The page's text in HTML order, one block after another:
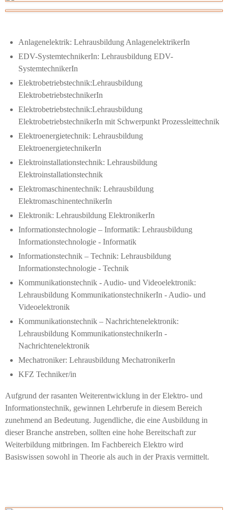
Anlagenelektrik: Lehrausbildung AnlagenelektrikerIn
EDV-SystemtechnikerIn: Lehrausbildung EDV-
SystemtechnikerIn
Elektrobetriebstechnik:Lehrausbildung
ElektrobetriebstechnikerIn
Elektrobetriebstechnik:Lehrausbildung
ElektrobetriebstechnikerIn mit Schwerpunkt Prozessleittechnik
Elektroenergietechnik: Lehrausbildung
ElektroenergietechnikerIn
Elektroinstallationstechnik: Lehrausbildung
Elektroinstallationstechnik
Elektromaschinentechnik: Lehrausbildung
ElektromaschinentechnikerIn
Elektronik: Lehrausbildung ElektronikerIn
Informationstechnologie – Informatik: Lehrausbildung
Informationstechnologie - Informatik
Informationstechnik – Technik: Lehrausbildung
Informationstechnologie - Technik
Kommunikationstechnik - Audio- und Videoelektronik:
Lehrausbildung KommunikationstechnikerIn - Audio- und
Videoelektronik
Kommunikationstechnik – Nachrichtenelektronik:
Lehrausbildung KommunikationstechnikerIn -
Nachrichtenelektronik
Mechatroniker: Lehrausbildung MechatronikerIn
KFZ Techniker/in
Aufgrund der rasanten Weiterentwicklung in der Elektro- und
Informationstechnik, gewinnen Lehrberufe in diesem Bereich
zunehmend an Bedeutung. Jugendliche, die eine Ausbildung in
dieser Branche anstreben, sollten eine hohe Bereitschaft zur
Weiterbildung mitbringen. Im Fachbereich Elektro wird
Basiswissen sowohl in Theorie als auch in der Praxis vermittelt.